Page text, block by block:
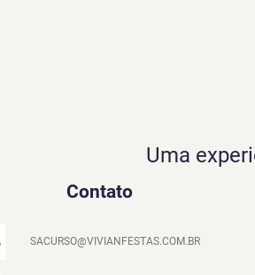
Uma
Contato
SACURSO@VIVIANFESTAS.COM.BR